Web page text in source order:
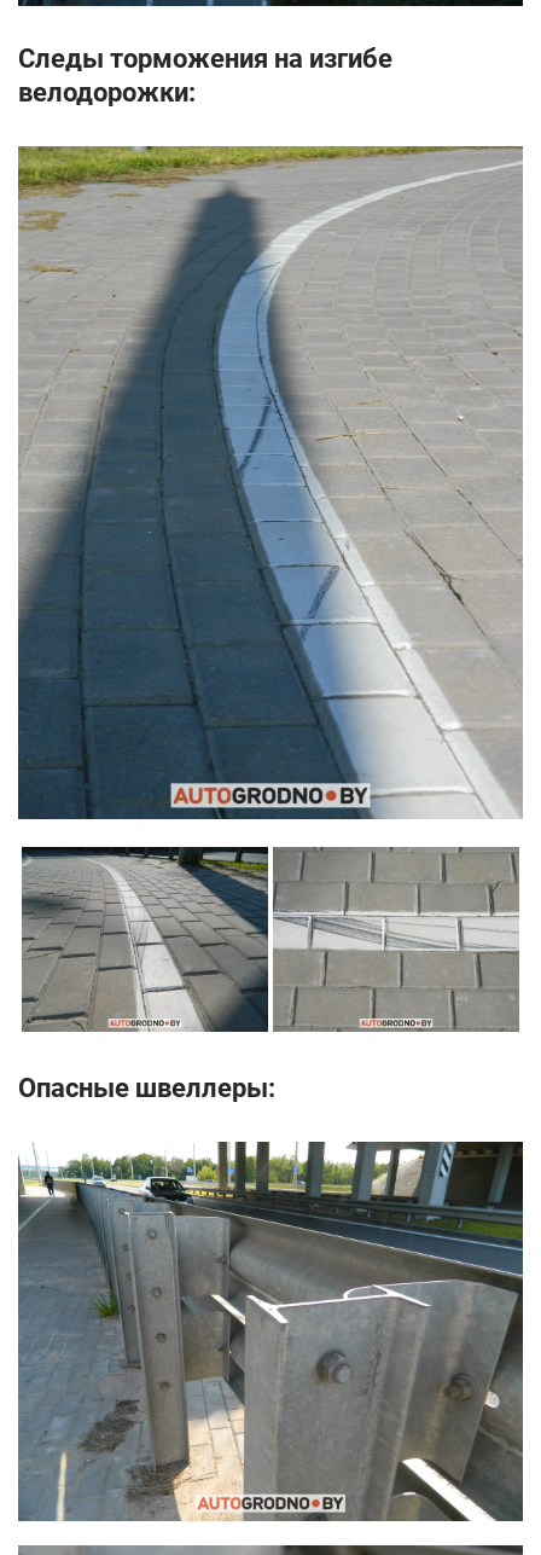
Следы торможения на изгибе
велодорожки:
Опасные швеллеры: